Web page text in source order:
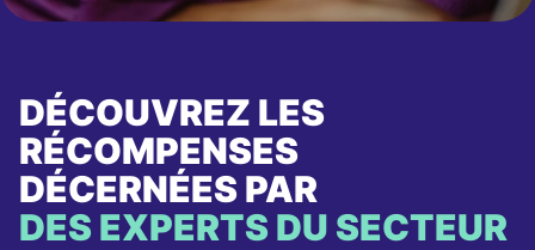
DÉCOUVREZ LES
RÉCOMPENSES
DÉCERNÉES PAR
DES EXPERTS DU SECTEUR